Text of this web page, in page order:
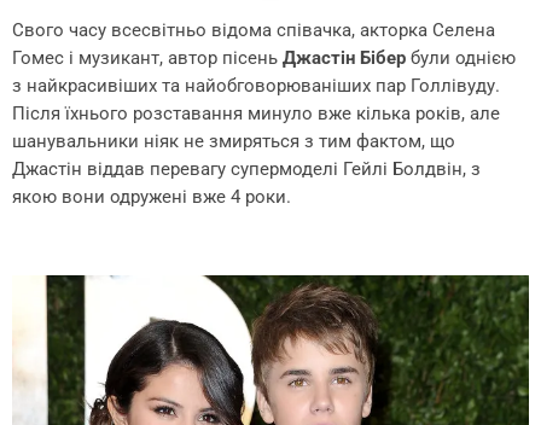
Свого часу всесвітньо відома співачка, акторка Селена
Гомес і музикант, автор пісень Джастін Бібер були однією
з найкрасивіших та найобговорюваніших пар Голлівуду.
Після їхнього розставання минуло вже кілька років, але
шанувальники ніяк не змиряться з тим фактом, що
Джастін віддав перевагу супермоделі Гейлі Болдвін, з
якою вони одружені вже 4 роки.